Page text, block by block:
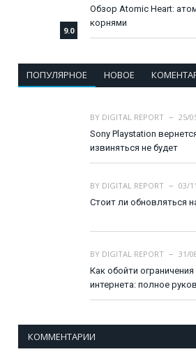
9.0
Обзор Atomic Heart:
корнями
ПОПУЛЯРНОЕ НОВОЕ
BY DIGITAL REPORT
25/
Sony Playstation
извиняться не будет
BY DIGITAL REPORT
03/
Стоит ли обновляться
BY DIGITAL REPORT
31/
Как обойти
интернета: полное
КОММЕНТАРИИ